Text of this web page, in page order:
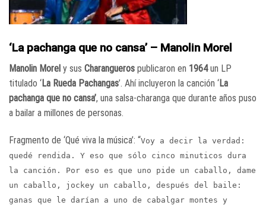
‘La pachanga que no cansa’ – Manolin Morel
Manolin Morel y sus Charangueros publicaron en 1964un LP
titulado ‘La Rueda Pachangas’. Ahí incluyeron la canción ‘La
pachanga que no cansa’, una salsa-charanga que durante años puso
a bailar a millones de personas.
Fragmento de ‘Qué viva la música’: “Voy a decir la verdad:
quedé rendida. Y eso que sólo cinco minuticos dura
la canción. Por eso es que uno pide un caballo, dame
un caballo, jockey un caballo, después del baile:
ganas que le darían a uno de cabalgar montes y